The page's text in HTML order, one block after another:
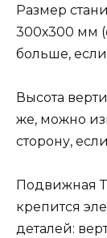
Размер
300х300 мм
больше, если
Высота
же, можно
сторону,
Подвижная
крепится
деталей: